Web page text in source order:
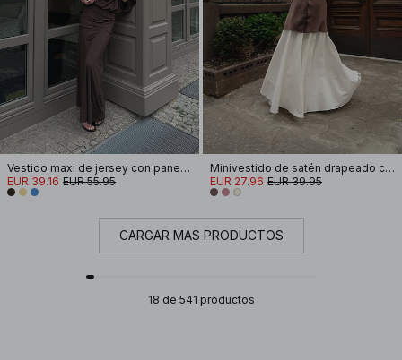
Vestido maxi de jersey con panel en la cadera
EUR 39.16 EUR 55.95
Minivestido de satén drapeado con cuello halter
EUR 27.96 EUR 39.95
CARGAR MÁS PRODUCTOS
18 de 541 productos